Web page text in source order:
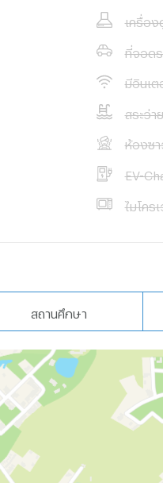
เครื่อ
ที่จอด
มีอินเต
สระว่า
ห้องซา
EV-
ไมโคร
สถานศึกษา